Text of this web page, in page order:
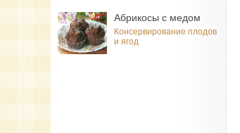
Абрикосы с медом
Консервирование плодов
и ягод